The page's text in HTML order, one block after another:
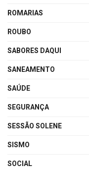
ROMARIAS
ROUBO
SABORES DAQUI
SANEAMENTO
SAÚDE
SEGURANÇA
SESSÃO SOLENE
SISMO
SOCIAL